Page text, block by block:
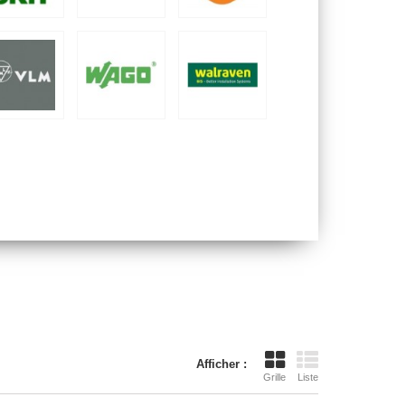
Afficher :
Grille Liste